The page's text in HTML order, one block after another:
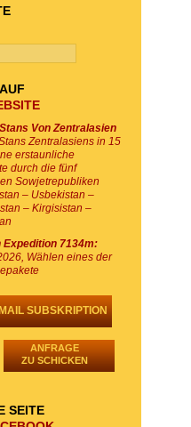
Von Zentralasien
Zentralasiens in 15
erstaunliche
durch die fünf
Sowjetrepubliken
– Usbekistan –
– Kirgisistan –
Expedition 7134m:
Wählen eines der
SUBSKRIPTION
ANFRAGE
ZU SCHICKEN
SEITE